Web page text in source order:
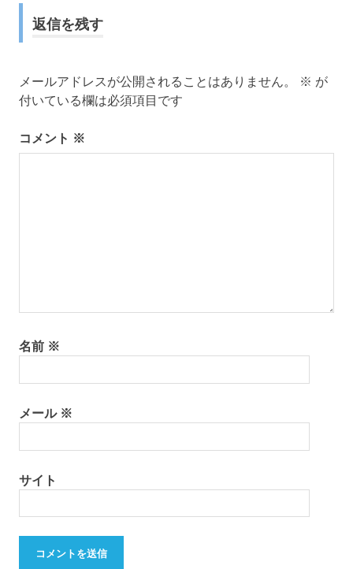
ビ
ゲ
ー
シ
ョ
返信を残す
メールアドレスが公開されることはありません。 ※ が
付いている欄は必須項目です
コメント ※
名前 ※
メール ※
サイト